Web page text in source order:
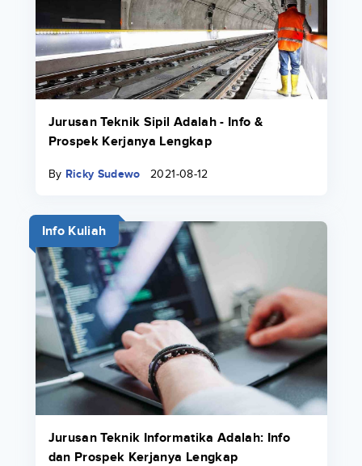
Jurusan Teknik Sipil Adalah - Info &
Prospek Kerjanya Lengkap
By Ricky Sudewo 2021-08-12
Info Kuliah
Jurusan Teknik Informatika Adalah: Info
dan Prospek Kerjanya Lengkap